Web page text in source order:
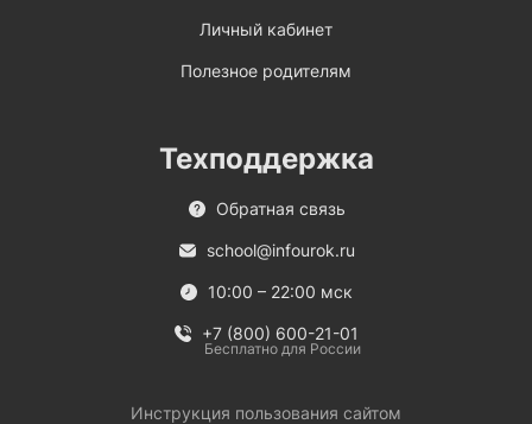
Личный кабинет
Полезное родителям
Техподдержка
Обратная связь
school@infourok.ru
10:00 – 22:00 мск
+7 (800) 600-21-01
Бесплатно для России
Инструкция пользования сайтом